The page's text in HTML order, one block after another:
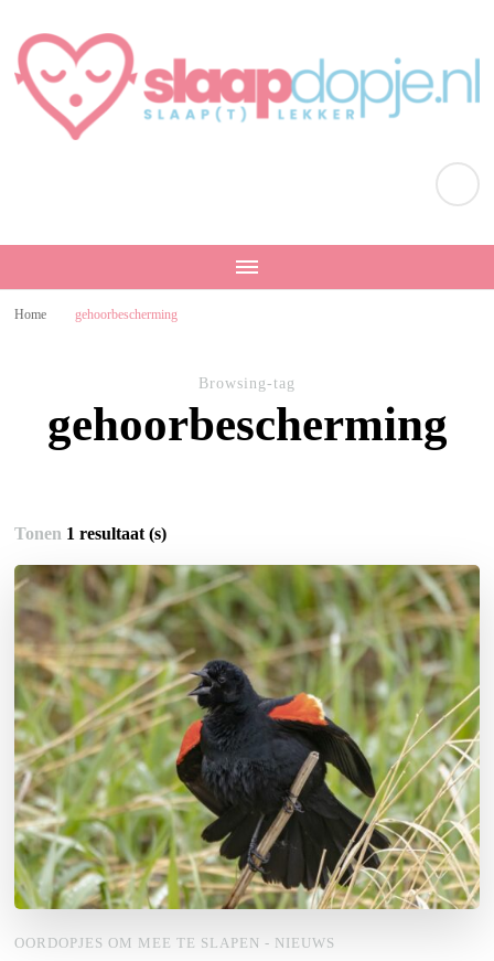
Home gehoorbescherming
Browsing-tag
gehoorbescherming
Tonen 1 resultaat (s)
OORDOPJES OM MEE TE SLAPEN - NIEUWS